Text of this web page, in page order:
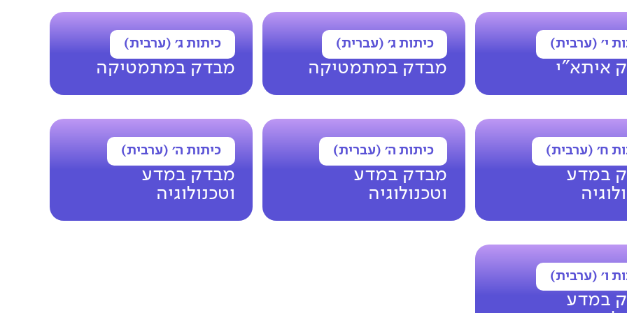
י׳ (ערבית)
איתא"י
כיתות ג׳ (עברית)
מבדק במתמטיקה
כיתות ג׳ (ערבית)
מבדק במתמטיקה
ח׳ (ערבית)
במדע
כיתות ה׳ (עברית)
מבדק במדע
וטכנולוגיה
כיתות ה׳ (ערבית)
מבדק במדע
וטכנולוגיה
ו׳ (ערבית)
במדע